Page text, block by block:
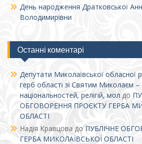
День народження Дратковської
Володимирівни
Останні коментарі
Депутати Миколаївської обласної
герб області зі Святим Миколаєм –
національностей, релігій, мол до
ОБГОВОРЕННЯ ПРОЄКТУ ГЕРБА
ОБЛАСТІ
Надія Кравцова доПУБЛІЧНЕ
ГЕРБА МИКОЛАЇВСЬКОЇ ОБЛАСТІ